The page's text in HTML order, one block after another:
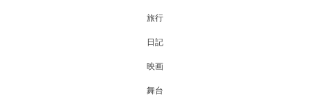
旅行
日記
映画
舞台